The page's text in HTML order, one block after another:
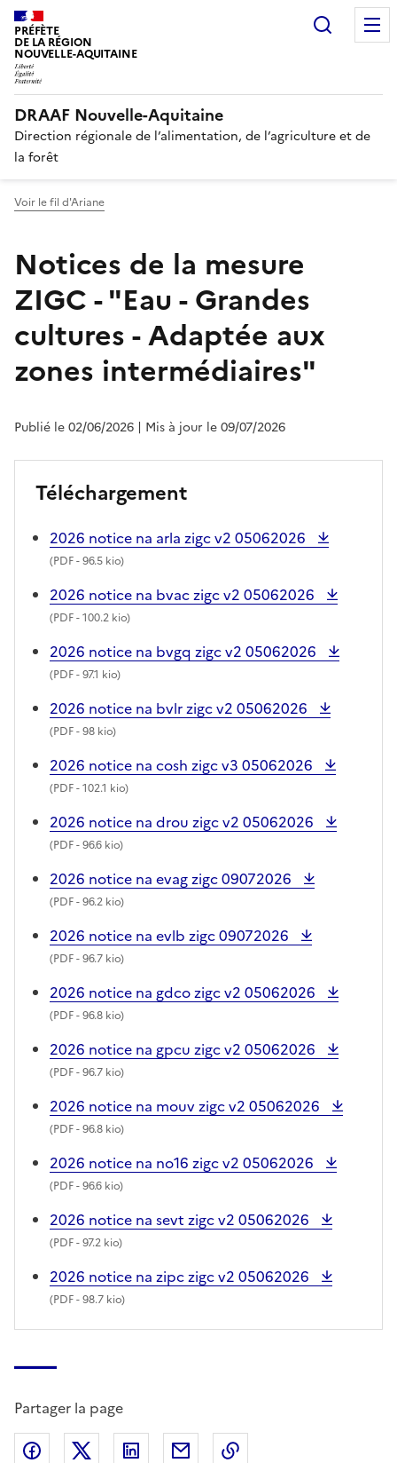
PRÉFÈTE
DE LA RÉGION
NOUVELLE-AQUITAINE
DRAAF Nouvelle-Aquitaine
Direction régionale de l’alimentation, de l’agriculture et de
la forêt
Voir le fil d'Ariane
Notices de la mesure
ZIGC - "Eau - Grandes
cultures - Adaptée aux
zones intermédiaires"
Publié le 02/06/2026 | Mis à jour le 09/07/2026
Téléchargement
2026 notice na arla zigc v2 05062026
(PDF- 96.5 kio)
2026 notice na bvac zigc v2 05062026
(PDF- 100.2 kio)
2026 notice na bvgq zigc v2 05062026
(PDF- 97.1 kio)
2026 notice na bvlr zigc v2 05062026
(PDF- 98 kio)
2026 notice na cosh zigc v3 05062026
(PDF- 102.1 kio)
2026 notice na drou zigc v2 05062026
(PDF- 96.6 kio)
2026 notice na evag zigc 09072026
(PDF- 96.2 kio)
2026 notice na evlb zigc 09072026
(PDF- 96.7 kio)
2026 notice na gdco zigc v2 05062026
(PDF- 96.8 kio)
2026 notice na gpcu zigc v2 05062026
(PDF- 96.7 kio)
2026 notice na mouv zigc v2 05062026
(PDF- 96.8 kio)
2026 notice na no16 zigc v2 05062026
(PDF- 96.6 kio)
2026 notice na sevt zigc v2 05062026
(PDF- 97.2 kio)
2026 notice na zipc zigc v2 05062026
(PDF- 98.7 kio)
Partager la page
Partager sur Facebook
Partager sur X (anciennement Twitter)
Partager sur LinkedIn
Partager par email